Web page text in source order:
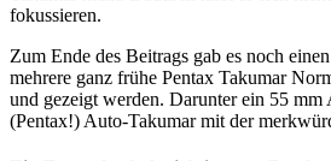
fokussieren.
Zum Ende des Beitrags gab es noch einen
mehrere ganz frühe Pentax Takumar
und gezeigt werden. Darunter ein 55 mm
(Pentax!) Auto-Takumar mit der